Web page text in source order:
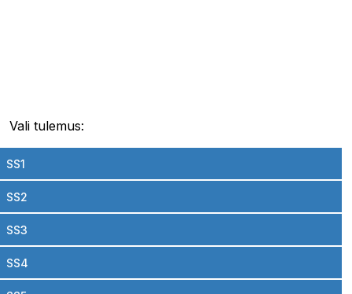
Vali tulemus:
SS1
SS2
SS3
SS4